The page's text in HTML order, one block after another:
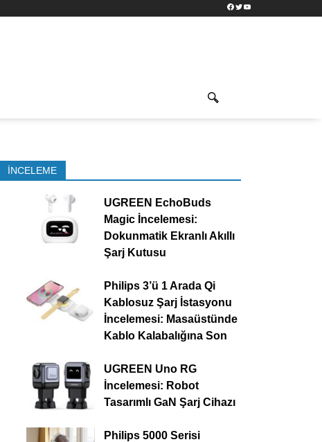
Facebook
TwitterYouTube
İNCELEME
UGREEN EchoBuds
Magic İncelemesi:
Dokunmatik Ekranlı Akıllı
Şarj Kutusu
Philips 3’ü 1 Arada Qi
Kablosuz Şarj İstasyonu
İncelemesi: Masaüstünde
Kablo Kalabalığına Son
UGREEN Uno RG
İncelemesi: Robot
Tasarımlı GaN Şarj Cihazı
Philips 5000 Serisi